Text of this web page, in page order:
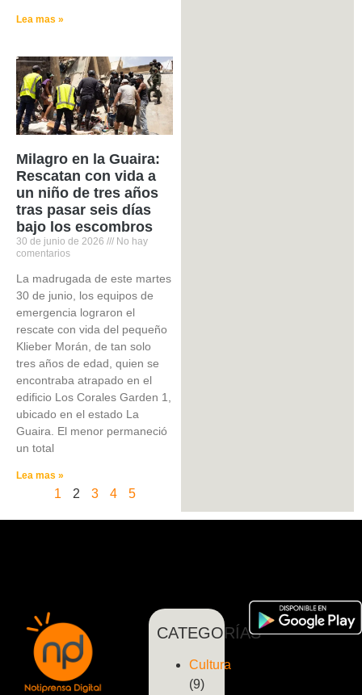
Lea mas »
Milagro en la Guaira:
Rescatan con vida a
un niño de tres años
tras pasar seis días
bajo los escombros
30 de junio de 2026
No hay
comentarios
La madrugada de este martes
30 de junio, los equipos de
emergencia lograron el
rescate con vida del pequeño
Klieber Morán, de tan solo
tres años de edad, quien se
encontraba atrapado en el
edificio Los Corales Garden 1,
ubicado en el estado La
Guaira. El menor permaneció
un total
Lea mas »
1 2 3 4 5
CATEGORÍAS
Cultura
(9)